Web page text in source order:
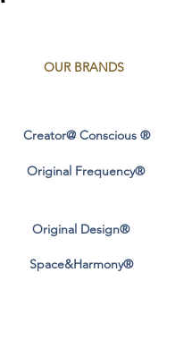
OUR BRANDS
Creator@ Conscious ®
Original Frequency®
Original Design®
Space&Harmony®